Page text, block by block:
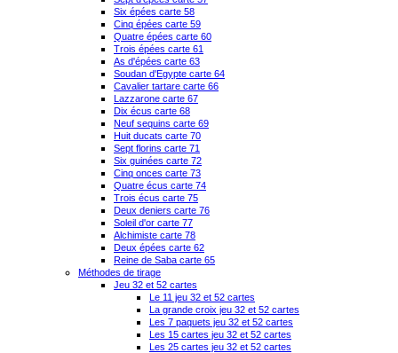
Six épées carte 58
Cinq épées carte 59
Quatre épées carte 60
Trois épées carte 61
As d'épées carte 63
Soudan d'Egypte carte 64
Cavalier tartare carte 66
Lazzarone carte 67
Dix écus carte 68
Neuf sequins carte 69
Huit ducats carte 70
Sept florins carte 71
Six guinées carte 72
Cinq onces carte 73
Quatre écus carte 74
Trois écus carte 75
Deux deniers carte 76
Soleil d'or carte 77
Alchimiste carte 78
Deux épées carte 62
Reine de Saba carte 65
Méthodes de tirage
Jeu 32 et 52 cartes
Le 11 jeu 32 et 52 cartes
La grande croix jeu 32 et 52 cartes
Les 7 paquets jeu 32 et 52 cartes
Les 15 cartes jeu 32 et 52 cartes
Les 25 cartes jeu 32 et 52 cartes